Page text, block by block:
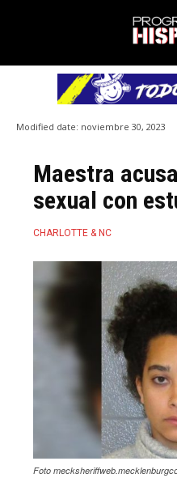
Modified date: noviembre 30, 2023
Maestra
sexual con
CHARLOTTE & NC
Foto